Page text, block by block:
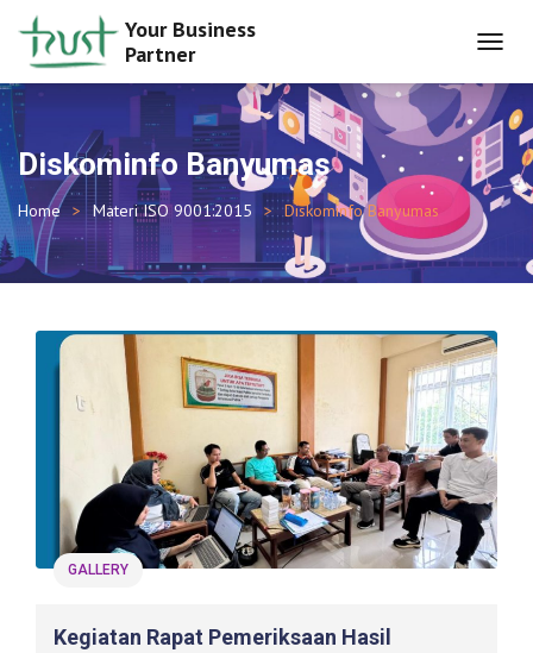
Your Business
Partner
Diskominfo Banyumas
Home Materi ISO 9001:2015 Diskominfo Banyumas
GALLERY
Kegiatan Rapat Pemeriksaan Hasil